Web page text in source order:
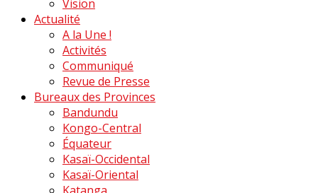
Vision
Actualité
A la Une !
Activités
Communiqué
Revue de Presse
Bureaux des Provinces
Bandundu
Kongo-Central
Équateur
Kasaï-Occidental
Kasaï-Oriental